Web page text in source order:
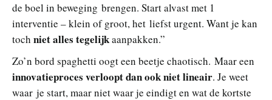
de boel in beweging brengen. Start alvast met 1
interventie – klein of groot, het liefst urgent. Want je kan
toch niet alles tegelijkaanpakken.”
Zo’n bord spaghetti oogt een beetje chaotisch. Maar een
innovatieproces verloopt dan ook niet lineair. Je weet
waar je start, maar niet waar je eindigt en wat de kortste